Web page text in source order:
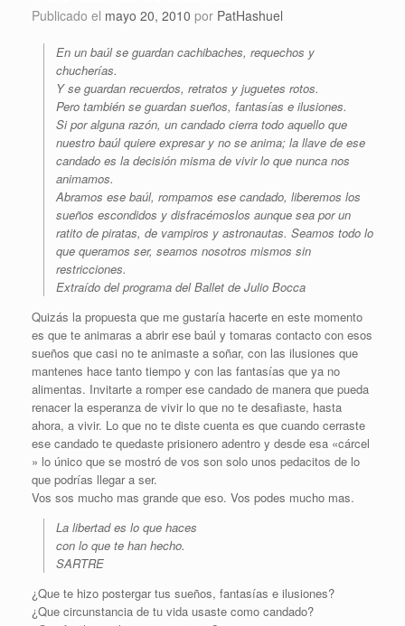
Publicado el mayo 20, 2010 por PatHashuel
En un baúl se guardan cachibaches, requechos y
chucherías.
Y se guardan recuerdos, retratos y juguetes rotos.
Pero también se guardan sueños, fantasías e ilusiones.
Si por alguna razón, un candado cierra todo aquello que
nuestro baúl quiere expresar y no se anima; la llave de ese
candado es la decisión misma de vivir lo que nunca nos
animamos.
Abramos ese baúl, rompamos ese candado, liberemos los
sueños escondidos y disfracémoslos aunque sea por un
ratito de piratas, de vampiros y astronautas. Seamos todo lo
que queramos ser, seamos nosotros mismos sin
restricciones.
Extraído del programa del Ballet de Julio Bocca
Quizás la propuesta que me gustaría hacerte en este momento
es que te animaras a abrir ese baúl y tomaras contacto con esos
sueños que casi no te animaste a soñar, con las ilusiones que
mantenes hace tanto tiempo y con las fantasías que ya no
alimentas. Invitarte a romper ese candado de manera que pueda
renacer la esperanza de vivir lo que no te desafiaste, hasta
ahora, a vivir. Lo que no te diste cuenta es que cuando cerraste
ese candado te quedaste prisionero adentro y desde esa «cárcel
» lo único que se mostró de vos son solo unos pedacitos de lo
que podrías llegar a ser.
Vos sos mucho mas grande que eso. Vos podes mucho mas.
La libertad es lo que haces
con lo que te han hecho.
SARTRE
¿Que te hizo postergar tus sueños, fantasías e ilusiones?
¿Que circunstancia de tu vida usaste como candado?